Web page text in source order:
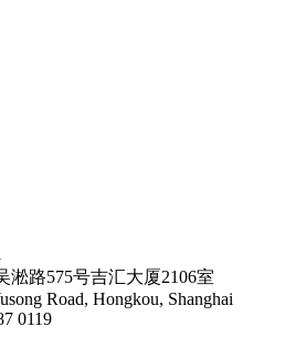
淞路575号吉汇大厦2106室
Road, Hongkou, Shanghai
0119